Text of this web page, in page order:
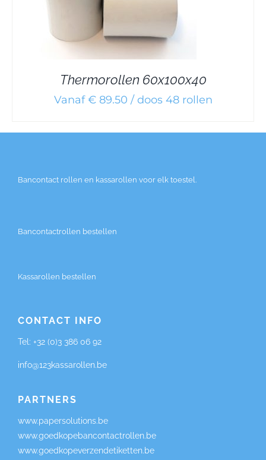
Thermorollen 60x100x40
Vanaf € 89.50 / doos 48 rollen
Bancontact rollen en kassarollen voor elk toestel.
Bancontactrollen bestellen
Kassarollen bestellen
CONTACT INFO
Tel: +32 (0)3 386 06 92
info@123kassarollen.be
PARTNERS
www.papersolutions.be
www.goedkopebancontactrollen.be
www.goedkopeverzendetiketten.be